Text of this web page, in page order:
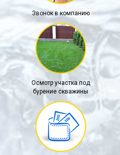
Звонок в компанию
Осмотр участка под
бурение скважины